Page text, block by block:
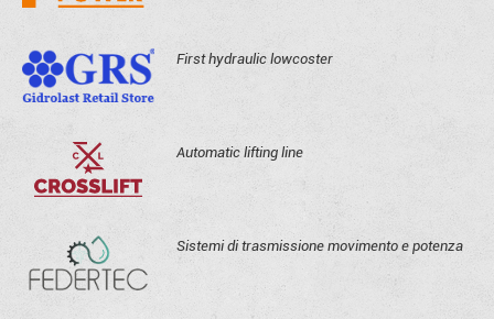
First hydraulic lowcoster
Automatic lifting line
Sistemi di trasmissione movimento e potenza